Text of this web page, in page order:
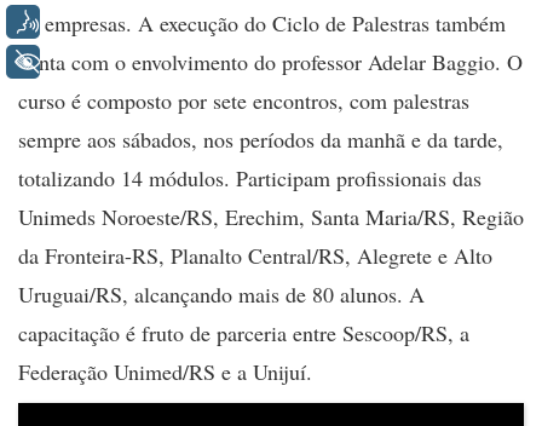
de empresas. A execução do Ciclo de Palestras também
conta com o envolvimento do professor Adelar Baggio. O
curso é composto por sete encontros, com palestras
sempre aos sábados, nos períodos da manhã e da tarde,
totalizando 14 módulos. Participam profissionais das
Unimeds Noroeste/RS, Erechim, Santa Maria/RS, Região
da Fronteira-RS, Planalto Central/RS, Alegrete e Alto
Uruguai/RS, alcançando mais de 80 alunos. A
capacitação é fruto de parceria entre Sescoop/RS, a
Federação Unimed/RS e a Unijuí.
Voz
+ Acessibilidade